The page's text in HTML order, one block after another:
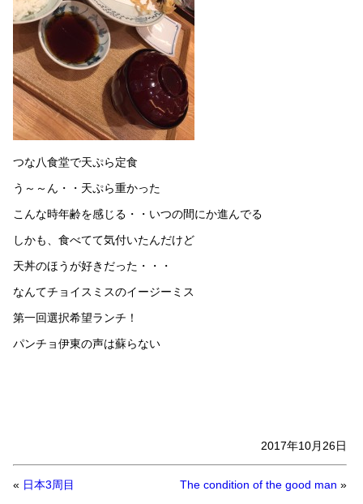
つな八食堂で天ぷら定食
う～～ん・・天ぷら重かった
こんな時年齢を感じる・・いつの間にか進んでる
しかも、食べてて気付いたんだけど
天丼のほうが好きだった・・・
なんてチョイスミスのイージーミス
第一回選択希望ランチ！
パンチョ伊東の声は蘇らない
2017年10月26日
« 日本3周目 The condition of the good man »